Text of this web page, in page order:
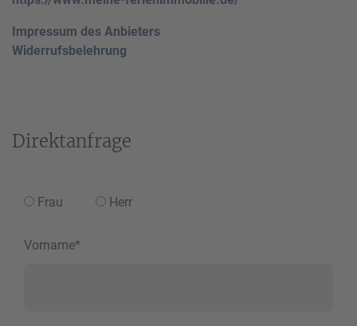
Impressum des Anbieters
Widerrufsbelehrung
Direktanfrage
Frau Herr
Vorname*